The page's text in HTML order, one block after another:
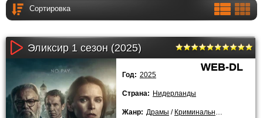
Эликсир 1 сезон (2025)
WEB-DL
Год: 2025
Страна: Нидерланды
Жанр: Драмы / Криминальные